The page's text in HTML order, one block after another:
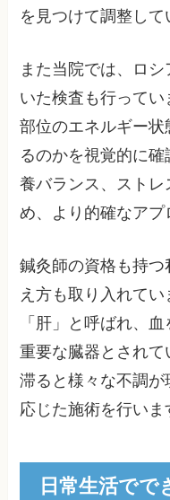
を見つけて調整して
また当院では、ロ
いた検査も行って
部位のエネルギー
るのかを視覚的に
養バランス、スト
め、より的確なアプ
鍼灸師の資格も持
え方も取り入れて
「肝」と呼ばれ、
重要な臓器とされ
滞ると様々な不調
応じた施術を行いま
日常生活でで